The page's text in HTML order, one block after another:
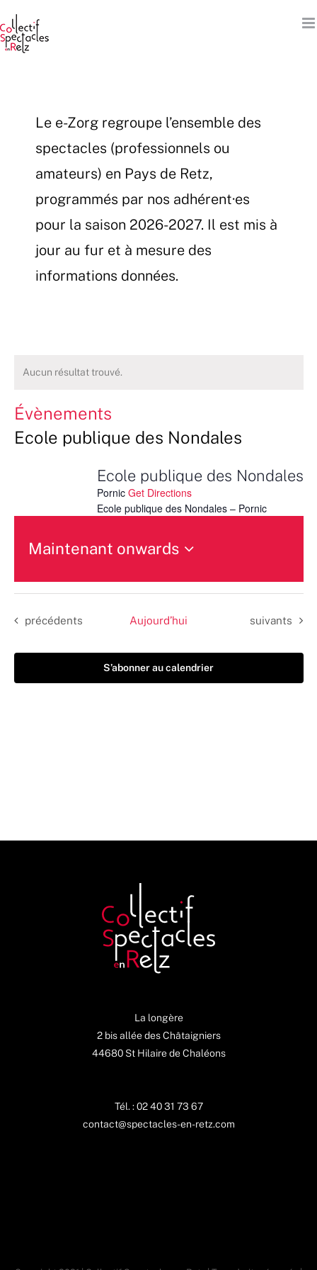
au
contenu
Le e-Zorg regroupe l’ensemble des
spectacles (professionnels ou
amateurs) en Pays de Retz,
programmés par nos adhérent·es
pour la saison 2026-2027. Il est mis à
jour au fur et à mesure des
informations données.
Aucun résultat trouvé.
Évènements
Ecole publique des Nondales
Ecole publique des Nondales
Pornic Get Directions
Ecole publique des Nondales – Pornic
Maintenant onwards
une
date.
Évènements
précédents Aujourd’hui Évènements
suivants
S’abonner au calendrier
La longère
2 bis allée des Châtaigniers
44680 St Hilaire de Chaléons
Tél. : 02 40 31 73 67
contact@spectacles-en-retz.com